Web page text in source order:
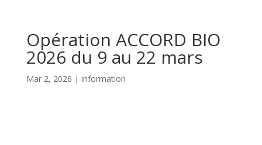
Opération ACCORD BIO
2026 du 9 au 22 mars
Mar 2, 2026 | information